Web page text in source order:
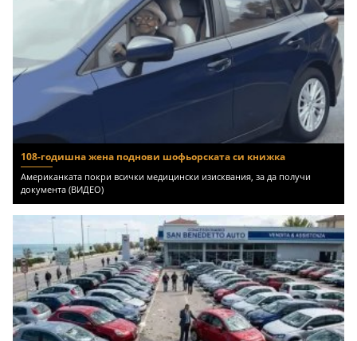
108-годишна жена поднови шофьорската си книжка
Американката покри всички медицински изисквания, за да получи
документа (ВИДЕО)